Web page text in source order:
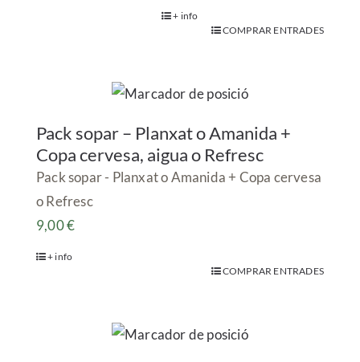
+ info
COMPRAR ENTRADES
Pack sopar – Planxat o Amanida +
Copa cervesa, aigua o Refresc
Pack sopar - Planxat o Amanida + Copa cervesa
o Refresc
9,00€
+ info
COMPRAR ENTRADES